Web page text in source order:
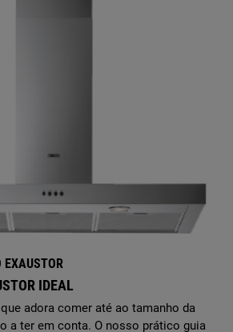
EXAUSTOR
IDEAL
adora comer até ao tamanho da
a ter em conta. O nosso prático guia